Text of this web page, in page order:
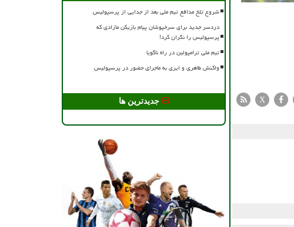
X
شروع تلخ مدافع تیم ملی بعد از جدایی از پرسپولیس
دردسر جدید برای سرخپوشان پیام بازیکن مازادی که
پرسپولیس را نگران کرد!
تیم ملی ترامپولین در راه ناگویا
واکنش طاهری و ایری به ماجرای حضور در پرسپولیس
جدیدترین ها